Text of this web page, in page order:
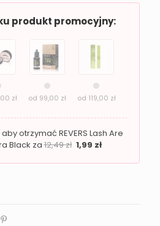
produkt promocyjny:
zł od 99,00 zł od 119,00 zł
aby otrzymać REVERS Lash Are
Black za12,49zł 1,99 zł